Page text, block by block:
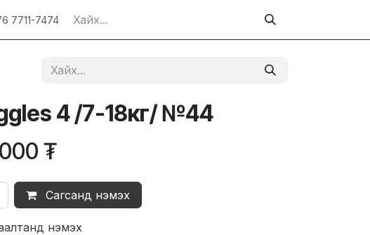
7711-7474
4 /7-18кг/ №44
₮
Сагсанд нэмэх
нэмэх